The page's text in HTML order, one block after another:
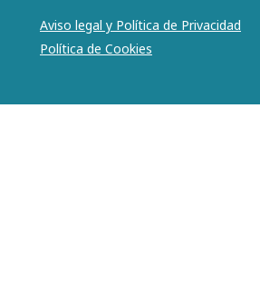
Aviso legal y Política de Privacidad
Política de Cookies